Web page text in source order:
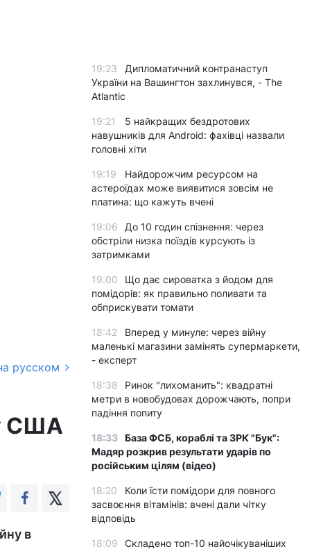
русском
США
в
19:23
Дипломатичний контранаступ
України на Вашингтон захлинувся, - The
Atlantic
19:21
5 найкращих бездротових
навушників для Android: фахівці назвали
головні хіти
19:19
Найдорожчим ресурсом на
астероїдах може виявитися зовсім не
платина: що кажуть вчені
19:06
До 10 годин спізнення: через
обстріли низка поїздів курсують із
затримками
19:00
Що дає сироватка з йодом для
помідорів: як правильно поливати та
обприскувати томати
18:42
Вперед у минуле: через війну
маленькі магазини замінять супермаркети,
- експерт
18:38
Ринок "лихоманить": квадратні
метри в новобудовах дорожчають, попри
падіння попиту
18:33 База ФСБ, кораблі та ЗРК "Бук":
Мадяр розкрив результати ударів по
російським цілям (відео)
18:20
Коли їсти помідори для повного
засвоєння вітамінів: вчені дали чітку
відповідь
18:09 Складено топ-10 найочікуваніших